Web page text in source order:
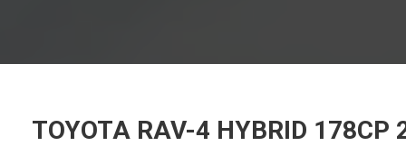
TOYOTA RAV-4 HYBRID 178CP